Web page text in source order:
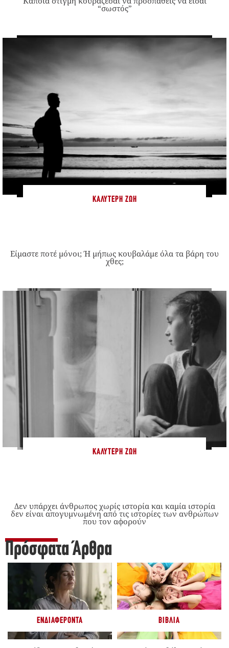
“σωστός”
ΚΑΛΎΤΕΡΗ ΖΩΉ
Είμαστε ποτέ μόνοι; Ή μήπως κουβαλάμε όλα τα βάρη του
χθες;
ΚΑΛΎΤΕΡΗ ΖΩΉ
Δεν υπάρχει άνθρωπος χωρίς ιστορία και καμία ιστορία
δεν είναι απογυμνωμένη από τις ιστορίες των ανθρώπων
που τον αφορούν
Πρόσφατα Άρθρα
ΕΝΔΙΑΦΈΡΟΝΤΑ ΒΙΒΛΊΑ